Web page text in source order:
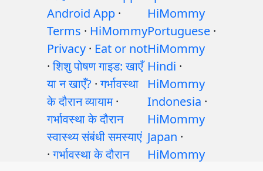
Android App ·
Terms · HiMommy
Privacy · Eat or not
·शिशु पोषण गाइड: खाएँ
या न खाएँ? ·गर्भावस्था
के दौरान व्यायाम·
गर्भावस्था के दौरान
स्वास्थ्य संबंधी समस्याएं
·गर्भावस्था के दौरान
HiMommy
Portuguese ·
HiMommy
Hindi ·
HiMommy
Indonesia ·
HiMommy
Japan ·
HiMommy